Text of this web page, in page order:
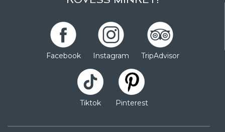
Facebook Instagram TripAdvisor
Tiktok Pinterest